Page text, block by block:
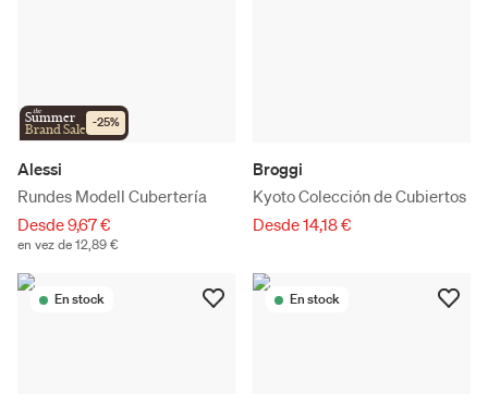
the
Summer
Brand Sale -25%
Alessi
Rundes Modell Cubertería
Desde 9,67 €
en vez de 12,89 €
Broggi
Kyoto Colección de Cubiertos
Desde 14,18 €
En stock En stock